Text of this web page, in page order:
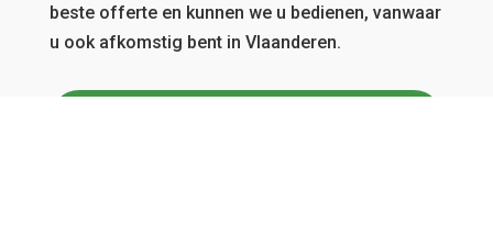
beste offerte en kunnen we u bedienen, vanwaar
u ook afkomstig bent in Vlaanderen.